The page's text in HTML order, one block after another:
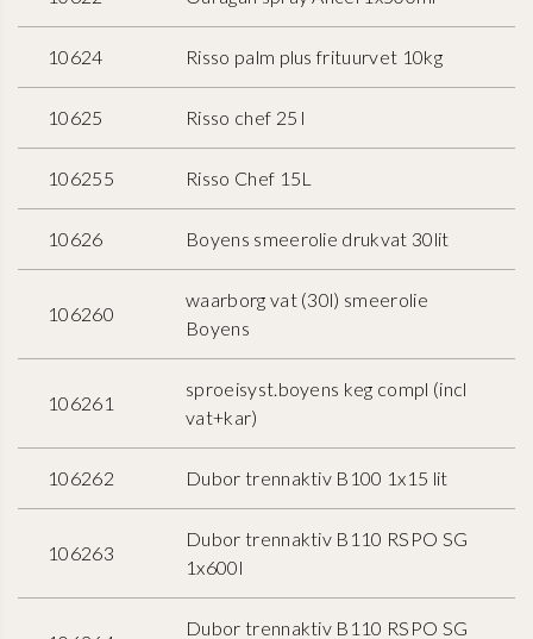
10624 Risso palm plus frituurvet 10kg
10625 Risso chef 25 l
106255 Risso Chef 15L
10626 Boyens smeerolie drukvat 30lit
106260
waarborg vat (30l) smeerolie
Boyens
106261
sproeisyst.boyens keg compl (incl
vat+kar)
106262 Dubor trennaktiv B100 1x15 lit
106263
Dubor trennaktiv B110 RSPO SG
1x600l
Dubor trennaktiv B110 RSPO SG